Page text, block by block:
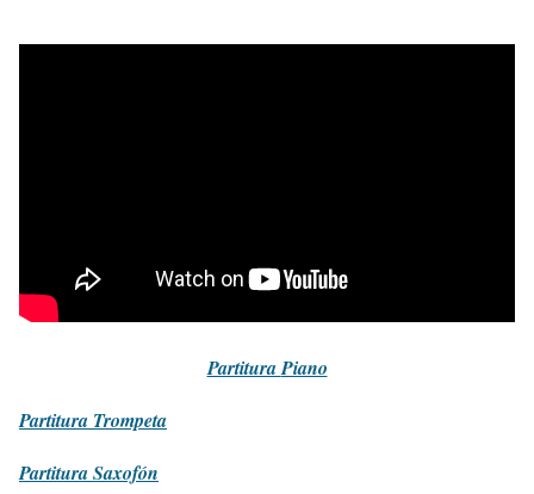
PartituraPiano
Partitura Trompeta
PartituraSaxofón